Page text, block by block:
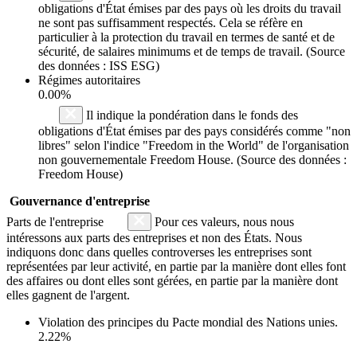
obligations d'État émises par des pays où les droits du travail
ne sont pas suffisamment respectés. Cela se réfère en
particulier à la protection du travail en termes de santé et de
sécurité, de salaires minimums et de temps de travail. (Source
des données : ISS ESG)
Régimes autoritaires
0.00%
Il indique la pondération dans le fonds des
obligations d'État émises par des pays considérés comme "non
libres" selon l'indice "Freedom in the World" de l'organisation
non gouvernementale Freedom House. (Source des données :
Freedom House)
Gouvernance d'entreprise
Parts de l'entreprise
Pour ces valeurs, nous nous
intéressons aux parts des entreprises et non des États. Nous
indiquons donc dans quelles controverses les entreprises sont
représentées par leur activité, en partie par la manière dont elles font
des affaires ou dont elles sont gérées, en partie par la manière dont
elles gagnent de l'argent.
Violation des principes du Pacte mondial des Nations unies.
2.22%